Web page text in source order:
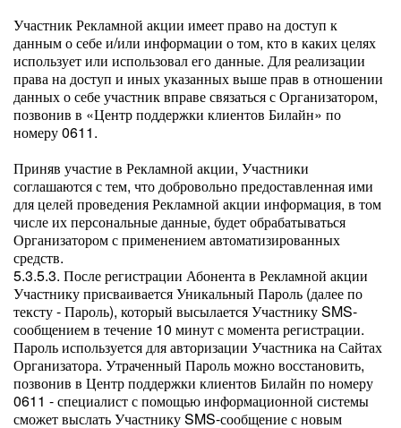
Участник Рекламной акции имеет право на доступ к
данным о себе и/или информации о том, кто в каких целях
использует или использовал его данные. Для реализации
права на доступ и иных указанных выше прав в отношении
данных о себе участник вправе связаться с Организатором,
позвонив в «Центр поддержки клиентов Билайн» по
номеру 0611.
Приняв участие в Рекламной акции, Участники
соглашаются с тем, что добровольно предоставленная ими
для целей проведения Рекламной акции информация, в том
числе их персональные данные, будет обрабатываться
Организатором с применением автоматизированных
средств.
5.3.5.3. После регистрации Абонента в Рекламной акции
Участнику присваивается Уникальный Пароль (далее по
тексту - Пароль), который высылается Участнику SMS-
сообщением в течение 10 минут с момента регистрации.
Пароль используется для авторизации Участника на Сайтах
Организатора. Утраченный Пароль можно восстановить,
позвонив в Центр поддержки клиентов Билайн по номеру
0611 - специалист с помощью информационной системы
сможет выслать Участнику SMS-сообщение с новым